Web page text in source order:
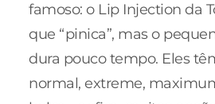
famoso: o Lip Injection da
que “pinica”, mas o
dura pouco tempo. Eles
normal, extreme,